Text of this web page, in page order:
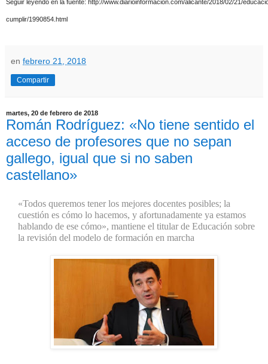
Seguir leyendo en la fuente: http://www.diarioinformacion.com/alicante/2018/02/21/
cumplir/1990854.html
en febrero 21, 2018
Compartir
martes, 20 de febrero de 2018
Román Rodríguez: «No tiene sentido el
acceso de profesores que no sepan
gallego, igual que si no saben
castellano»
«Todos queremos tener los mejores docentes posibles; la
cuestión es cómo lo hacemos, y afortunadamente ya estamos
hablando de ese cómo», mantiene el titular de Educación sobre
la revisión del modelo de formación en marcha